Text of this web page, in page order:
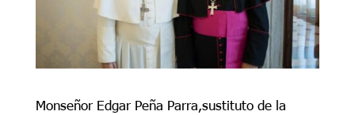
Monseñor Edgar Peña Parra,sustituto de la